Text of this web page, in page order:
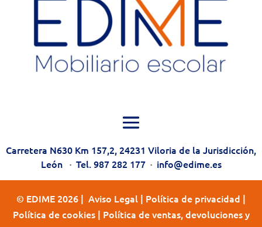
Carretera N630 Km 157,2, 24231 Viloria de la Jurisdicción,
León· Tel. 987 282 177· info@edime.es
© EDIME 2026 | Aviso Legal | Política de privacidad |
Política de cookies| Política de ventas, devoluciones y